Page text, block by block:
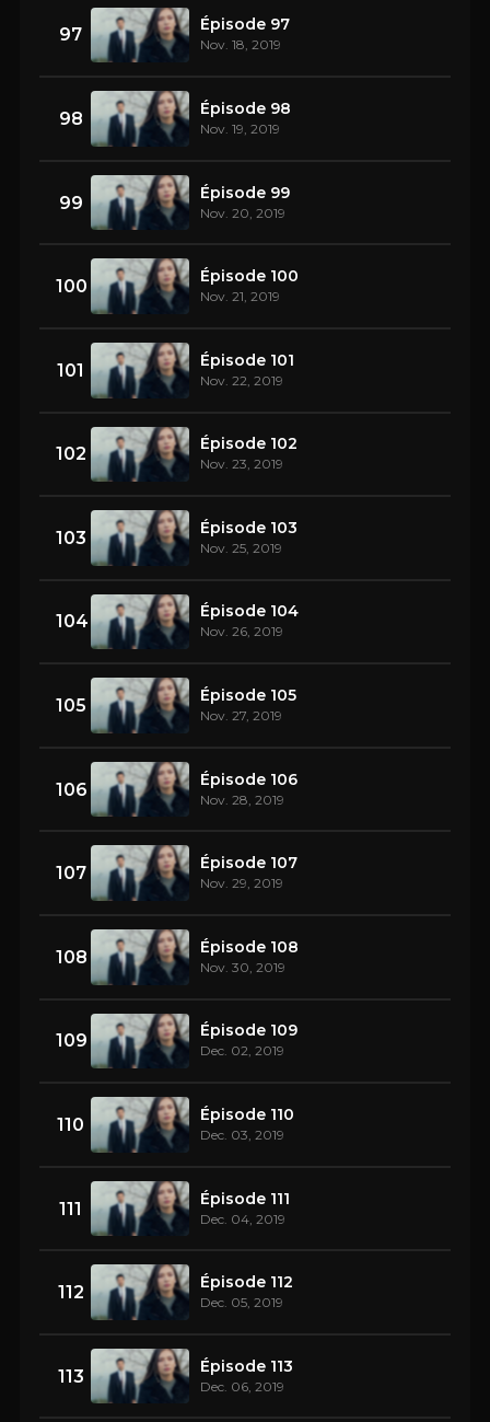
97 Épisode 97
Nov. 18, 2019
98 Épisode 98
Nov. 19, 2019
99 Épisode 99
Nov. 20, 2019
100 Épisode 100
Nov. 21, 2019
101 Épisode 101
Nov. 22, 2019
102 Épisode 102
Nov. 23, 2019
103 Épisode 103
Nov. 25, 2019
104 Épisode 104
Nov. 26, 2019
105 Épisode 105
Nov. 27, 2019
106 Épisode 106
Nov. 28, 2019
107 Épisode 107
Nov. 29, 2019
108 Épisode 108
Nov. 30, 2019
109 Épisode 109
Dec. 02, 2019
110 Épisode 110
Dec. 03, 2019
111 Épisode 111
Dec. 04, 2019
112 Épisode 112
Dec. 05, 2019
113 Épisode 113
Dec. 06, 2019